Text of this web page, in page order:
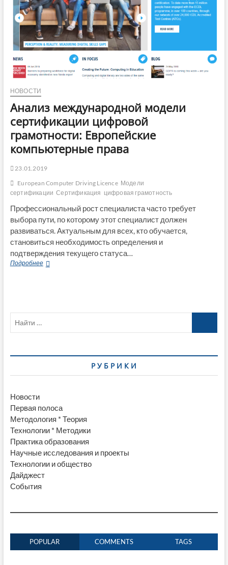
НОВОСТИ
Анализ международной модели
сертификации цифровой
грамотности: Европейские
компьютерные права
23.01.2019
European Computer Driving Licence Модели
сертификации Сертификация цифровая грамотность
Профессиональный рост специалиста часто требует
выбора пути, по которому этот специалист должен
развиваться. Актуальным для всех, кто обучается,
становиться необходимость определения и
подтверждения текущего статуса…
ПодробнееАнализ
права
Р У Б Р И К И
Новости
Первая полоса
Методология * Теория
Технологии * Методики
Практика образования
Научные исследования и проекты
Технологии и общество
Дайджест
События
POPULAR COMMENTS TAGS